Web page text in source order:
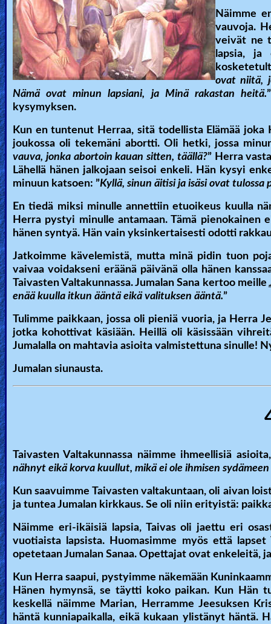
Näimme
vauvoja.
veivät ne
lapsia, ja
ovat niitä,
Nämä ovat minun lapsiani, ja Minä rakastan heitä.
kysymyksen.
Kun en tuntenut Herraa, sitä todellista Elämää
joukossa oli tekemäni abortti. Oli hetki, jossa
vauva, jonka abortoin kauan sitten, täällä?” Herra
Lähellä hänen jalkojaan seisoi enkeli. Hän kysyi
minuun katsoen: ”Kyllä, sinun äitisi ja isäsi ovat tulossa
En tiedä miksi minulle annettiin etuoikeus kuulla
Herra pystyi minulle antamaan. Tämä
hänen syntyä. Hän vain yksinkertaisesti odotti
Jatkoimme kävelemistä, mutta minä pidin tuon
vaivaa voidakseni eräänä päivänä olla hänen
Taivasten Valtakunnassa. Jumalan Sana kertoo meille
enää kuulla itkun ääntä eikä valituksen ääntä.”
Tulimme paikkaan, jossa oli pieniä vuoria, ja Herra
jotka kohottivat käsiään. Heillä oli käsissään
Jumalalla on mahtavia asioita valmistettuna sinulle!
Jumalan siunausta.
Taivasten Valtakunnassa näimme ihmeellisiä
nähnyt eikä korva kuullut, mikä ei ole ihmisen
Kun saavuimme Taivasten valtakuntaan, oli aivan
ja tuntea Jumalan kirkkaus. Se oli niin erityistä:
Näimme eri-ikäisiä lapsia, Taivas oli jaettu eri
vuotiaista lapsista. Huomasimme myös että
opetetaan Jumalan Sanaa. Opettajat ovat enkeleitä,
Kun Herra saapui, pystyimme näkemään
Hänen hymynsä, se täytti koko paikan. Kun Hän
keskellä näimme Marian, Herramme Jeesuksen
häntä kunniapaikalla, eikä kukaan ylistänyt häntä.